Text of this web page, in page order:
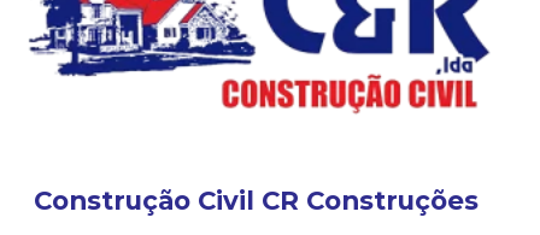
Construção Civil CR Construções